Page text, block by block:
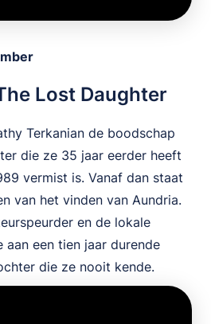
Lost Daughter
Terkanian de boodschap
die ze 35 jaar eerder heeft
vermist is. Vanaf dan staat
van het vinden van Aundria.
en de lokale
een tien jaar durende
die ze nooit kende.